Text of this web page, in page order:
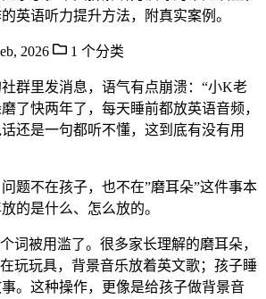
英语听力提升方法，附真实案例。
2026 1 个分类
社群里发消息，语气有点崩溃：“小K老
了快两年了，每天睡前都放英语音频，
还是一句都听不懂，这到底有没有用
题不在孩子，也不在”磨耳朵”这件事本
的是什么、怎么放的。
词被用滥了。很多家长理解的磨耳朵，
玩玩具，背景音乐放着英文歌；孩子睡
。这种操作，更像是给孩子做背景音